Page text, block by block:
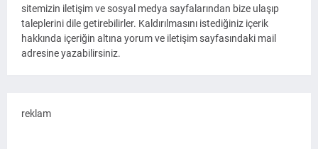
sitemizin iletişim ve sosyal medya sayfalarından bize ulaşıp
taleplerini dile getirebilirler. Kaldırılmasını istediğiniz içerik
hakkında içeriğin altına yorum ve iletişim sayfasındaki mail
adresine yazabilirsiniz.
reklam